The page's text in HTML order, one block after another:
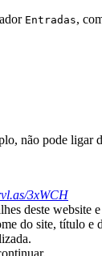
Entradas,
não pode
3xWCH
deste website
do site, título e